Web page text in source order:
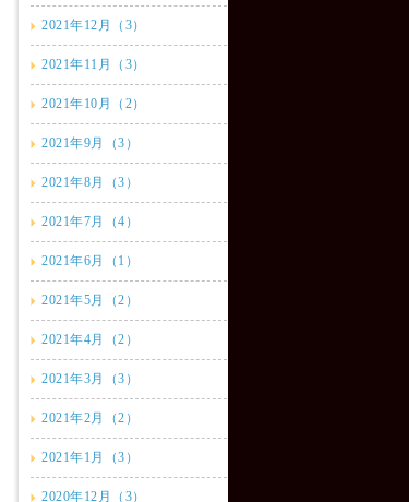
2021年12月（3）
2021年11月（3）
2021年10月（2）
2021年9月（3）
2021年8月（3）
2021年7月（4）
2021年6月（1）
2021年5月（2）
2021年4月（2）
2021年3月（3）
2021年2月（2）
2021年1月（3）
2020年12月（3）